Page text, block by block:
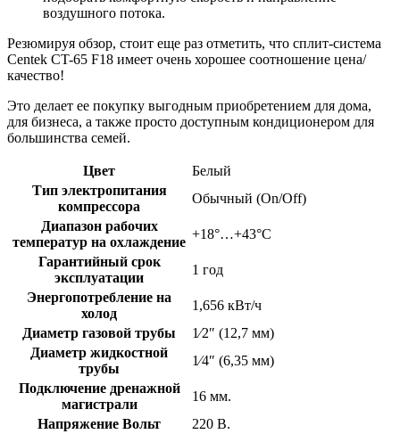
воздушного потока.
Резюмируя обзор, стоит еще раз отметить, что сплит-система
Centek CT-65 F18 имеет очень хорошее соотношение цена/
качество!
Это делает ее покупку выгодным приобретением для дома,
для бизнеса, а также просто доступным кондиционером для
большинства семей.
Цвет
Белый
Тип электропитания
компрессора
Обычный (On/Off)
Диапазон рабочих
температур на охлаждение
+18°…+43°C
Гарантийный срок
эксплуатации
1 год
Энергопотребление на
холод
1,656 кВт/ч
Диаметр газовой трубы
1⁄2″ (12,7 мм)
Диаметр жидкостной
трубы
1⁄4″ (6,35 мм)
Подключение дренажной
магистрали
16 мм.
Напряжение Вольт
220 В.